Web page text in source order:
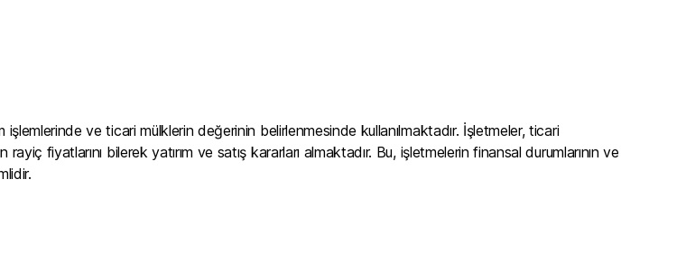
ve ticari mülklerin değerinin belirlenmesinde kullanılmaktadır. İşletmeler, ticari
rayiç fiyatlarını bilerek yatırım ve satış kararları almaktadır. Bu, işletmelerin finansal durumlarının ve